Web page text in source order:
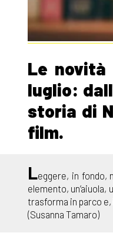
Le novità
luglio:
storia di
film.
Leggere, in fondo,
elemento,
trasforma in parco
(Susanna Tamaro)